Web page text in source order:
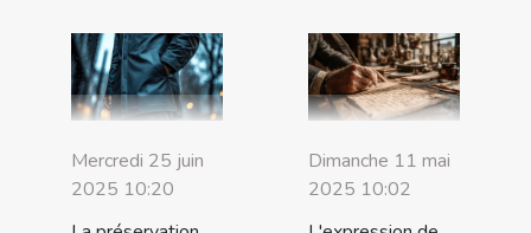
Mercredi 25 juin
2025 10:20
Dimanche 11 mai
2025 10:02